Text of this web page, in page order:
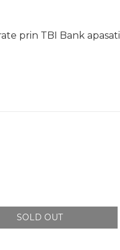
prin TBI Bank apasati
SOLD OUT